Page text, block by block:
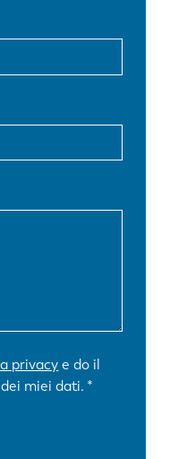
privacy e do il
miei dati.